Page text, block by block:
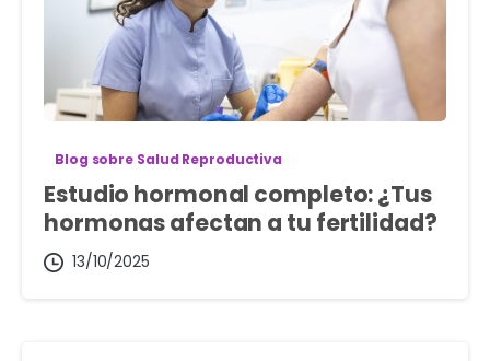
Blog sobre Salud Reproductiva
Estudio hormonal completo: ¿Tus
hormonas afectan a tu fertilidad?
13/10/2025